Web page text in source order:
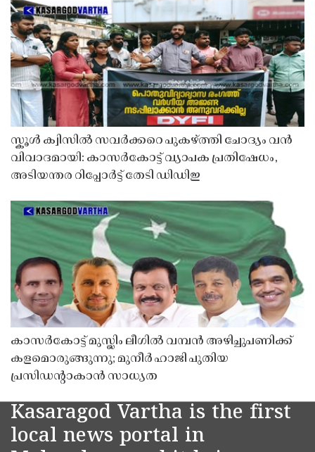
സ്കൂൾ ക്വിസിൽ സവർക്കറെ പുകഴ്ത്തി ചോദ്യം വൻ
വിവാദമായി: കാസർകോട്ട് വ്യാപക പ്രതിഷേധം,
അടിയന്തര റിപ്പോർട്ട് തേടി ഡിഡിഇ
കാസർകോട്ട് മുസ്ലിം ലീഗിൽ വമ്പൻ അഴിച്ചുപണിക്ക്
കളമൊരുങ്ങുന്നു; മുനീർ ഹാജി പുതിയ
പ്രസിഡൻ്റാകാൻ സാധ്യത
Kasaragod Vartha is the first
local news portal in